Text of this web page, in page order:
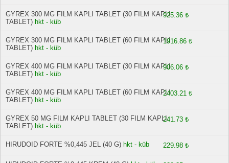
GYREX 300 MG FILM KAPLI TABLET (30 FILM KAPLI
TABLET) hkt - küb
925.36 ₺
GYREX 300 MG FILM KAPLI TABLET (60 FILM KAPLI
TABLET) hkt - küb
1916.86 ₺
GYREX 400 MG FILM KAPLI TABLET (30 FILM KAPLI
TABLET) hkt - küb
906.06 ₺
GYREX 400 MG FILM KAPLI TABLET (60 FILM KAPLI
TABLET) hkt - küb
2403.21 ₺
GYREX 50 MG FILM KAPLI TABLET (30 FILM KAPLI
TABLET) hkt - küb
241.73 ₺
HIRUDOID FORTE %0,445 JEL (40 G) hkt - küb 229.98 ₺